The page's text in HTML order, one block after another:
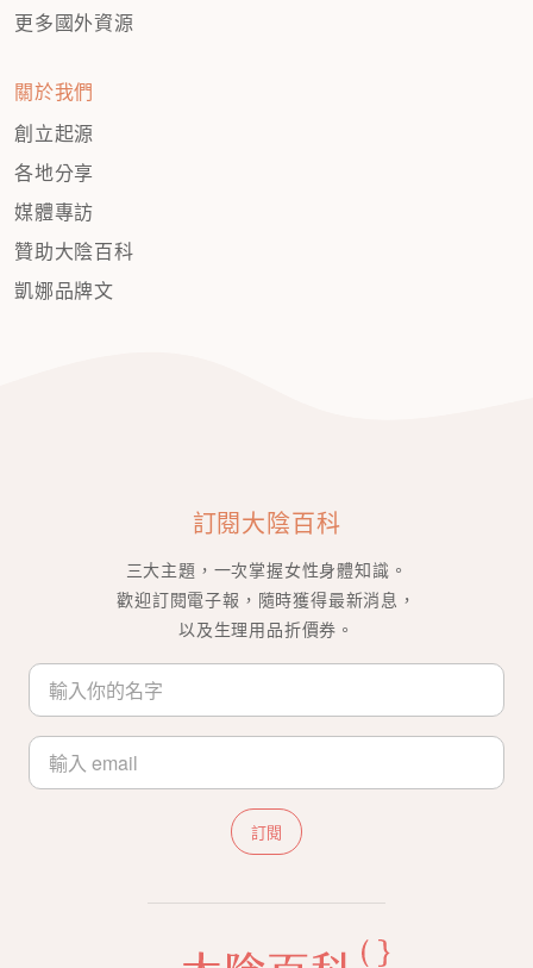
更多國外資源
關於我們
創立起源
各地分享
媒體專訪
贊助大陰百科
凱娜品牌文
訂閱大陰百科
三大主題，一次掌握女性身體知識。
歡迎訂閱電子報，隨時獲得最新消息，
以及生理用品折價券。
訂閱